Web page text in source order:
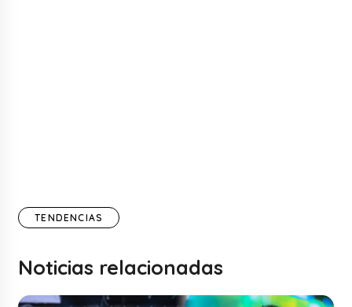
TENDENCIAS
Noticias relacionadas